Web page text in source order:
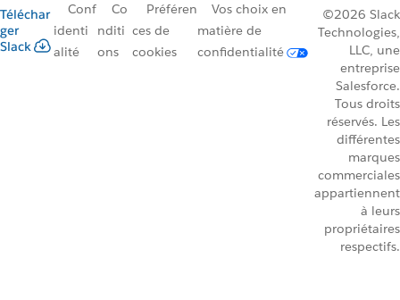
Téléchar
ger
Slack
Conf
identi
alité
Co
nditi
ons
Préféren
ces de
cookies
Vos choix en
matière de
confidentialité
©2026 Slack
Technologies,
LLC, une
entreprise
Salesforce.
Tous droits
réservés. Les
différentes
marques
commerciales
appartiennent
à leurs
propriétaires
respectifs.